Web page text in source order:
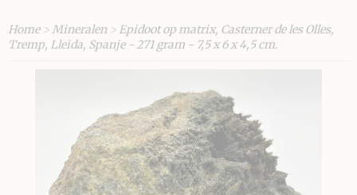
Home>Mineralen > Epidoot op matrix, Casterner de les Olles,
Tremp, Lleida, Spanje - 271 gram - 7,5 x 6 x 4,5 cm.